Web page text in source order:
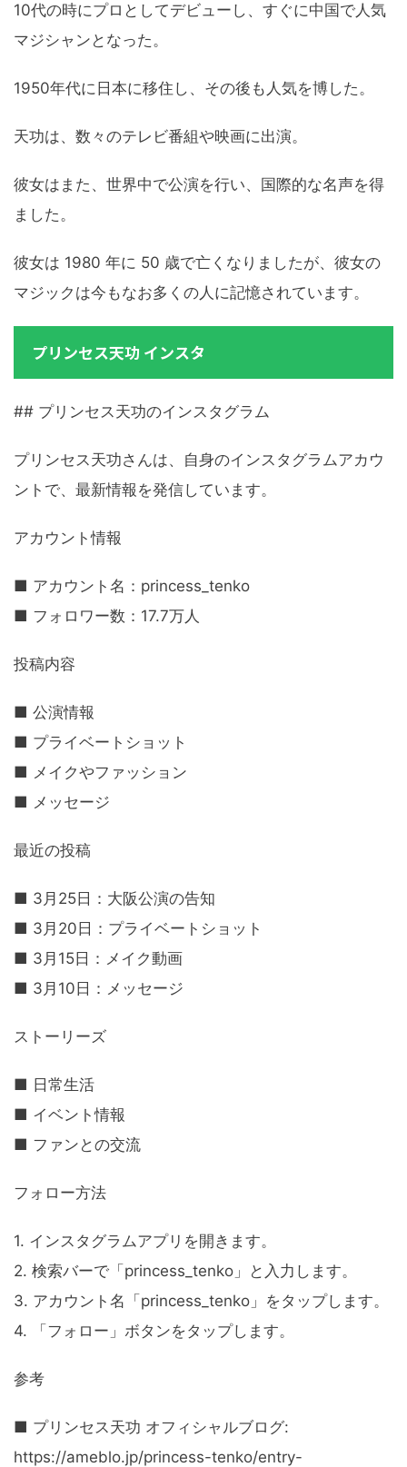
10代の時にプロとしてデビューし、すぐに中国で人気
マジシャンとなった。
1950年代に日本に移住し、その後も人気を博した。
天功は、数々のテレビ番組や映画に出演。
彼女はまた、世界中で公演を行い、国際的な名声を得
ました。
彼女は 1980 年に 50 歳で亡くなりましたが、彼女の
マジックは今もなお多くの人に記憶されています。
プリンセス天功 インスタ
## プリンセス天功のインスタグラム
プリンセス天功さんは、自身のインスタグラムアカウ
ントで、最新情報を発信しています。
アカウント情報
■ アカウント名：princess_tenko
■ フォロワー数：17.7万人
投稿内容
■ 公演情報
■ プライベートショット
■ メイクやファッション
■ メッセージ
最近の投稿
■ 3月25日：大阪公演の告知
■ 3月20日：プライベートショット
■ 3月15日：メイク動画
■ 3月10日：メッセージ
ストーリーズ
■ 日常生活
■ イベント情報
■ ファンとの交流
フォロー方法
1. インスタグラムアプリを開きます。
2. 検索バーで「princess_tenko」と入力します。
3. アカウント名「princess_tenko」をタップします。
4. 「フォロー」ボタンをタップします。
参考
■ プリンセス天功 オフィシャルブログ:
https://ameblo.jp/princess-tenko/entry-